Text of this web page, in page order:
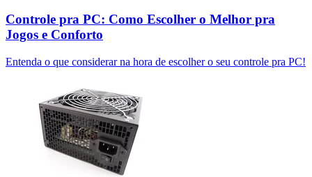
Controle pra PC: Como Escolher o Melhor pra
Jogos e Conforto
Entenda o que considerar na hora de escolher o seu controle pra PC!